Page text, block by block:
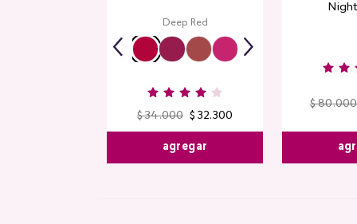
Deep Red
$ 34.000 $ 32.300
agregar
$ 80.000